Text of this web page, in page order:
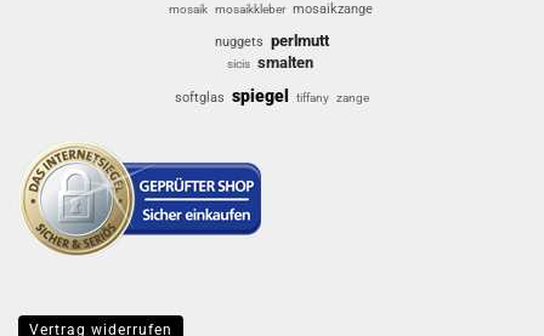
mosaik mosaikkleber mosaikzange
nuggets perlmutt
sicis smalten
softglas spiegel tiffany zange
Vertrag widerrufen